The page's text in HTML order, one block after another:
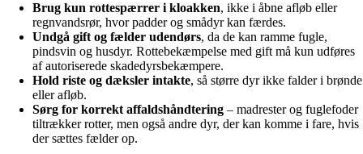
Brug kun rottespærrer i kloakken, ikke i åbne afløb eller
regnvandsrør, hvor padder og smådyr kan færdes.
Undgå gift og fælder udendørs, da de kan ramme fugle,
pindsvin og husdyr. Rottebekæmpelse med gift må kun udføres
af autoriserede skadedyrsbekæmpere.
Hold riste og dæksler intakte, så større dyr ikke falder i brønde
eller afløb.
Sørg for korrekt affaldshåndtering – madrester og fuglefoder
tiltrækker rotter, men også andre dyr, der kan komme i fare, hvis
der sættes fælder op.